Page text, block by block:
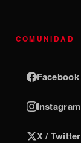
COMUNIDAD
Facebook
Instagram
X / Twitter